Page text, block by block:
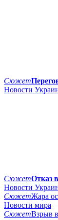
Сюжет
Новости
СюжетОтказ
Новости
СюжетЖара
Новости мира
СюжетВзрыв